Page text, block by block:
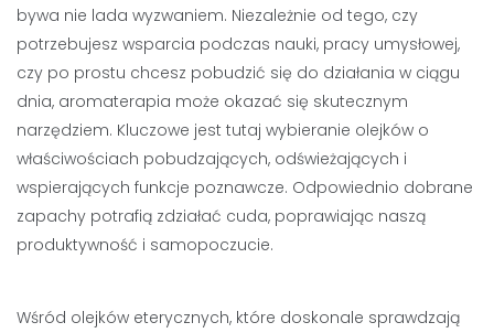
bywa nie lada wyzwaniem. Niezależnie od tego, czy
potrzebujesz wsparcia podczas nauki, pracy umysłowej,
czy po prostu chcesz pobudzić się do działania w ciągu
dnia, aromaterapia może okazać się skutecznym
narzędziem. Kluczowe jest tutaj wybieranie olejków o
właściwościach pobudzających, odświeżających i
wspierających funkcje poznawcze. Odpowiednio dobrane
zapachy potrafią zdziałać cuda, poprawiając naszą
produktywność i samopoczucie.
Wśród olejków eterycznych, które doskonale sprawdzają